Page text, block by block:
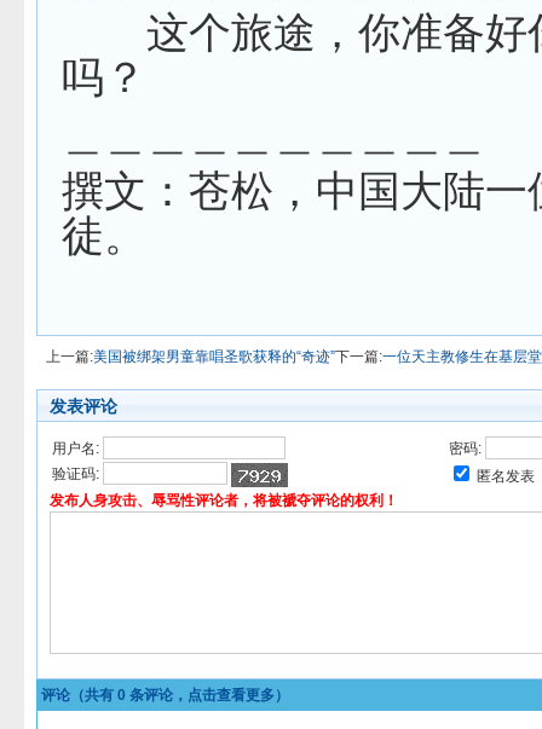
这个旅途，你准备好
吗？
撰文：苍松，中国大陆一
徒。
上一篇:美国被绑架男童靠唱圣歌获释的“奇迹”下一篇:一位天主教修生在基层
发表评论
用户名:
密码:
验证码:
匿名发表
发布人身攻击、辱骂性评论者，将被褫夺评论的权利！
评论（共有 0 条评论，点击查看更多）